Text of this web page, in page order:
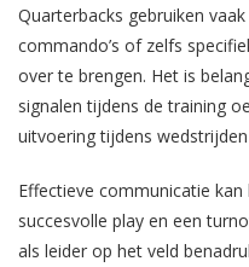
Quarterbacks gebruiken
commando’s of zelfs
over te brengen. Het is
signalen tijdens de training
uitvoering tijdens
Effectieve communicatie
succesvolle play en een
als leider op het veld